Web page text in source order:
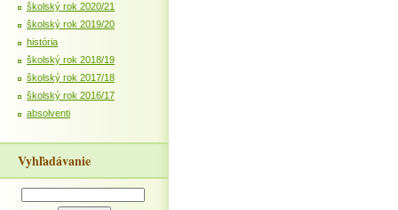
školský rok 2020/21
školský rok 2019/20
história
školský rok 2018/19
školský rok 2017/18
školský rok 2016/17
absolventi
Vyhľadávanie